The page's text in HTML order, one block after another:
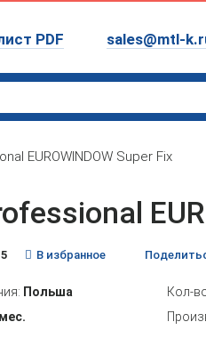
PDF sales@mtl-
EUROWINDOW Super Fix
В избранное
Польша Кол-